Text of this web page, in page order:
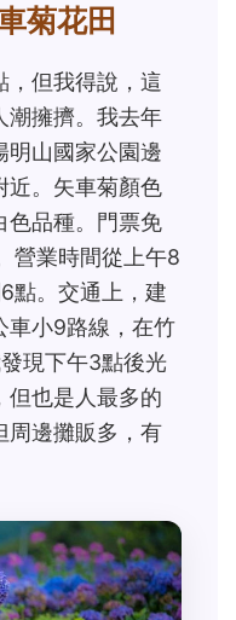
菊花田
，但我得說，這
潮擁擠。我去年
明山國家公園邊
近。矢車菊顏色
色品種。門票免
營業時間從上午8
點。交通上，建
車小9路線，在竹
現下午3點後光
但也是人最多的
周邊攤販多，有